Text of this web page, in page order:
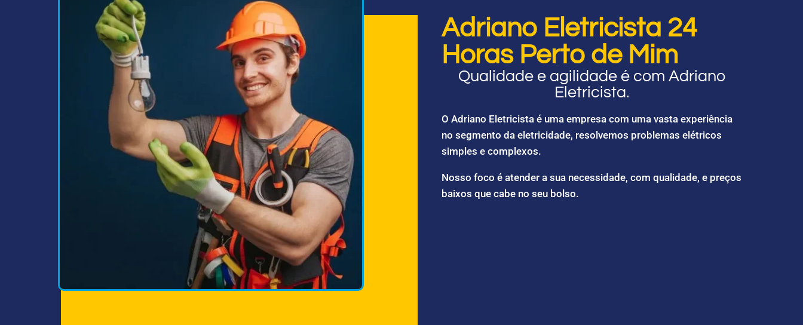
Adriano Eletricista 24
Horas Perto de Mim
Qualidade e agilidade é com Adriano
Eletricista.
O Adriano Eletricista é uma empresa com uma vasta experiência
no segmento da eletricidade, resolvemos problemas elétricos
simples e complexos.
Nosso foco é atender a sua necessidade, com qualidade, e preços
baixos que cabe no seu bolso.